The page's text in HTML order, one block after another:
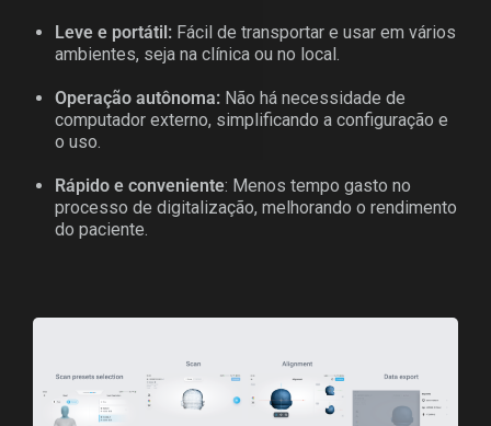
Leve e portátil: Fácil de transportar e usar em vários
ambientes, seja na clínica ou no local.
Operação autônoma: Não há necessidade de
computador externo, simplificando a configuração e
o uso.
Rápido e conveniente: Menos tempo gasto no
processo de digitalização, melhorando o rendimento
do paciente.